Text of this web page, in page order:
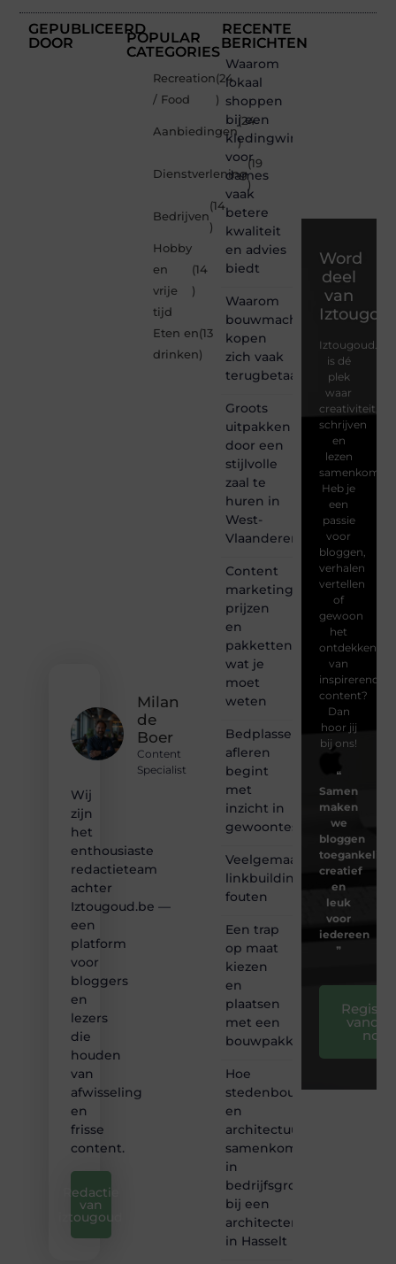
GEPUBLICEERD
DOOR
Milan
de
Boer
Content
Specialist
Wij
zijn
het
enthousiaste
redactieteam
achter
Iztougoud.be —
een
platform
voor
bloggers
en
lezers
die
houden
van
afwisseling
en
frisse
content.
Redactie
van
iztougoud
POPULAR
CATEGORIES
Recreation
/ Food
(24
)
Aanbiedingen
(24
)
Dienstverlening
(19
)
Bedrijven
(14
)
Hobby
en
vrije
tijd
(14
)
Eten en
drinken
(13
)
RECENTE
BERICHTEN
Waarom
lokaal
shoppen
bij een
kledingwinkel
voor
dames
vaak
betere
kwaliteit
en advies
biedt
Waarom
bouwmachines
kopen
zich vaak
terugbetaalt
Groots
uitpakken
door een
stijlvolle
zaal te
huren in
West-
Vlaanderen
Content
marketing
prijzen
en
pakketten:
wat je
moet
weten
Bedplassen
afleren
begint
met
inzicht in
gewoontes
Veelgemaakte
linkbuilding
fouten
Een trap
op maat
kiezen
en
plaatsen
met een
bouwpakket
Hoe
stedenbouw
en
architectuur
samenkomen
in
bedrijfsgroei
bij een
architectenbureau
in Hasselt
Word
deel
van
Iztougoud.be
is dé
plek
waar
creativiteit,
schrijven
en
lezen
samenkomen.
Heb je
een
passie
voor
bloggen,
verhalen
vertellen
of
gewoon
het
ontdekken
van
inspirerende
content?
Dan
hoor jij
bij ons!
❝
Samen
maken
we
bloggen
toegankelijk,
creatief
en
leuk
voor
iedereen
❞
nog